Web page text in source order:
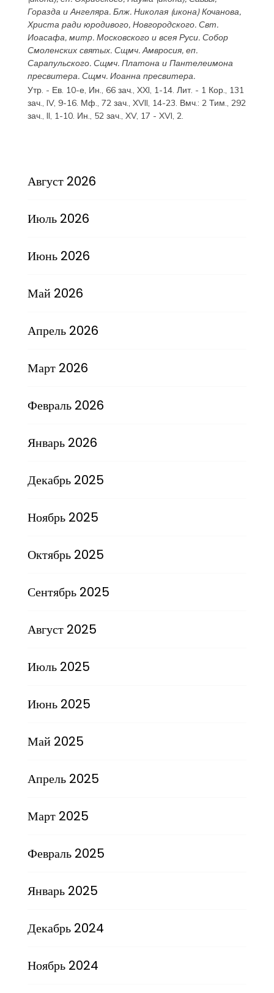
ГораздаиАнгеляра. Блж. Николая(икона) Кочанова,
Христа ради юродивого, Новгородского. Свт.
Иоасафа, митр. Московского и всея Руси. Собор
Смоленских святых. Сщмч.Амвросия, еп.
Сарапульского. Сщмч. Платонаи Пантелеимона
пресвитера. Сщмч. Иоаннапресвитера.
Утр. - Ев. 10-е, Ин., 66 зач., XXI, 1-14. Лит. - 1 Кор., 131
зач., IV, 9-16. Мф., 72 зач., XVII, 14-23. Вмч.: 2 Тим., 292
зач., II, 1-10. Ин., 52 зач., XV, 17 - XVI, 2.
Август 2026
Июль 2026
Июнь 2026
Май 2026
Апрель 2026
Март 2026
Февраль 2026
Январь 2026
Декабрь 2025
Ноябрь 2025
Октябрь 2025
Сентябрь 2025
Август 2025
Июль 2025
Июнь 2025
Май 2025
Апрель 2025
Март 2025
Февраль 2025
Январь 2025
Декабрь 2024
Ноябрь 2024